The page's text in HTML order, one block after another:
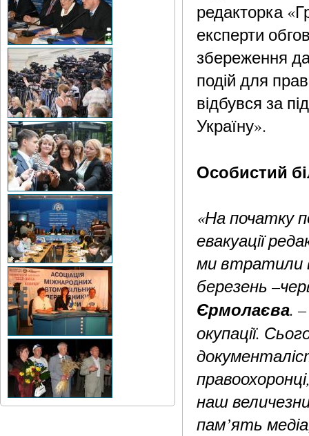
редакторка
експерти
збереження
подій для
відбувся за
Україну».
Особистий
«На початку
евакуації
ми втратили
березень
Єрмолаєва.
окупації.
наш
пам’ять